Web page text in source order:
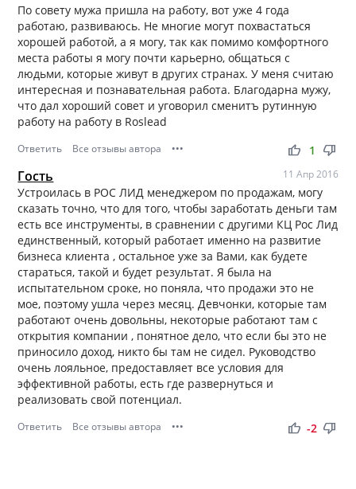
По совету мужа пришла на работу, вот уже 4 года
работаю, развиваюсь. Не многие могут похвастаться
хорошей работой, а я могу, так как помимо комфортного
места работы я могу почти карьерно, общаться с
людьми, которые живут в других странах. У меня считаю
интересная и познавательная работа. Благодарна мужу,
что дал хороший совет и уговорил сменитъ рутинную
работу на работу в Roslead
Ответить Все отзывы автора ••• thumb_up thumb_down
1
Гость 11 Апр 2016
Устроилась в РОС ЛИД менеджером по продажам, могу
сказать точно, что для того, чтобы заработать деньги там
есть все инструменты, в сравнении с другими КЦ Рос Лид
единственный, который работает именно на развитие
бизнеса клиента , остальное уже за Вами, как будете
стараться, такой и будет результат. Я была на
испытательном сроке, но поняла, что продажи это не
мое, поэтому ушла через месяц. Девчонки, которые там
работают очень довольны, некоторые работают там с
открытия компании , понятное дело, что если бы это не
приносило доход, никто бы там не сидел. Руководство
очень лояльное, предоставляет все условия для
эффективной работы, есть где развернуться и
реализовать свой потенциал.
Ответить Все отзывы автора ••• thumb_up thumb_down
-2